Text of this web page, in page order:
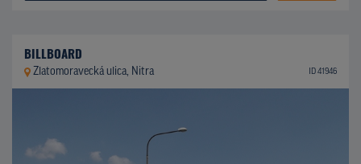
BILLBOARD
Zlatomoravecká ulica, Nitra ID 41946